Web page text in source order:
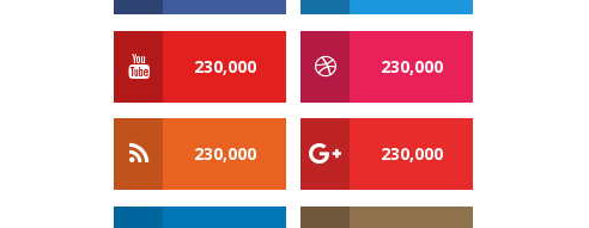
230,000 230,000
230,000 230,000